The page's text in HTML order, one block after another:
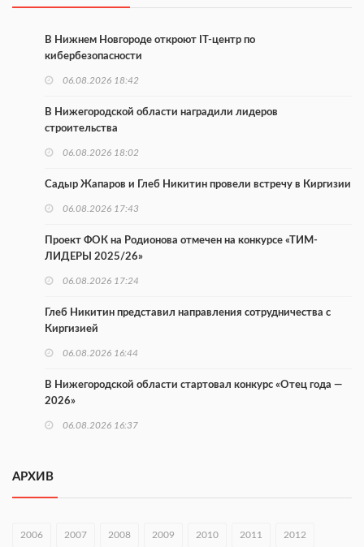
В Нижнем Новгороде откроют IT-центр по
кибербезопасности
06.08.2026 18:42
В Нижегородской области наградили лидеров
строительства
06.08.2026 18:02
Садыр Жапаров и Глеб Никитин провели встречу в Киргизии
06.08.2026 17:43
Проект ФОК на Родионова отмечен на конкурсе «ТИМ-
ЛИДЕРЫ 2025/26»
06.08.2026 17:24
Глеб Никитин представил направления сотрудничества с
Киргизией
06.08.2026 16:44
В Нижегородской области стартовал конкурс «Отец года —
2026»
06.08.2026 16:37
раза
АРХИВ
2006 2007 2008 2009 2010 2011 2012